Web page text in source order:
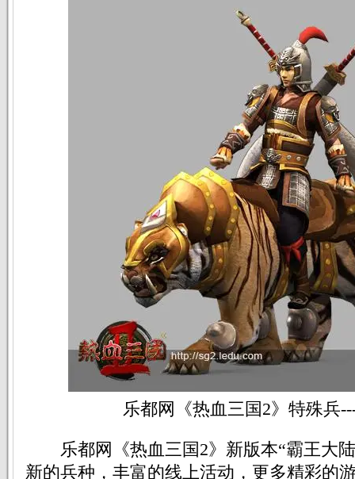
乐都网《热血三国2》特殊兵
乐都网《热血三国2》新版本“霸王大陆
新的兵种，丰富的线上活动，更多精彩的